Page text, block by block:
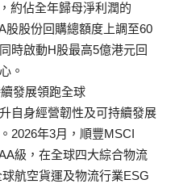
約佔全年歸母淨利潤的
股股份回購總額度上調至60
時啟動H股最高5億港元回
。
發展領跑全球
自身經營韌性及可持續發展
2026年3月，順豐MSCI
級， 在全球四大綜合物流
航空貨運及物流行業ESG